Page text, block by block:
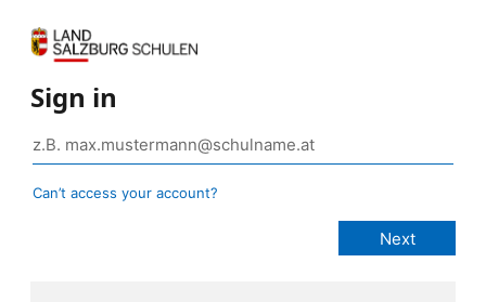
Sign in
Can’t access your account?